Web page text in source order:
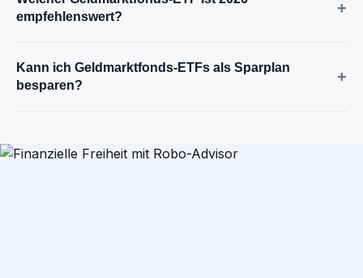
empfehlenswert?
+
Kann ich Geldmarktfonds-ETFs als Sparplan
besparen?
+